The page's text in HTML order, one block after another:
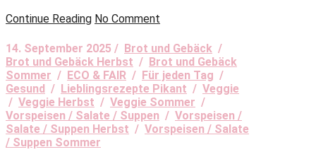
Continue Reading No Comment
14. September 2025 / Brot und Gebäck /
Brot und Gebäck Herbst / Brot und Gebäck
Sommer / ECO & FAIR / Für jeden Tag /
Gesund / Lieblingsrezepte Pikant / Veggie
/ Veggie Herbst / Veggie Sommer /
Vorspeisen / Salate / Suppen / Vorspeisen /
Salate / Suppen Herbst / Vorspeisen / Salate
/ Suppen Sommer